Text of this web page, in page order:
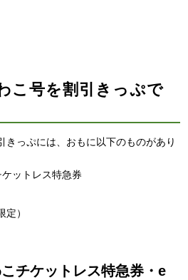
こ号を割引きっぷで
きっぷには、おもに以下のものがあり
ットレス特急券
定）
チケットレス特急券・e